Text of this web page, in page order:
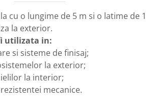
cu o lungime de 5 m si o latime de 1
la exterior.
utilizata in:
si sisteme de finisaj;
la exterior;
la interior;
mecanice.